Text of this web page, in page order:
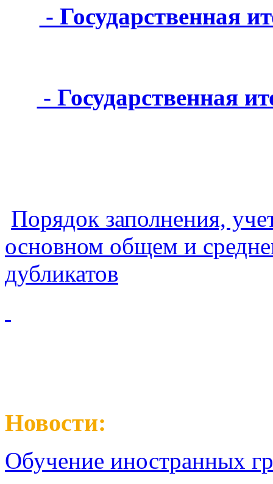
- Государственная
- Государственная
Порядок заполнения,
основном общем и
дубликатов
Новости:
Обучение иностранных